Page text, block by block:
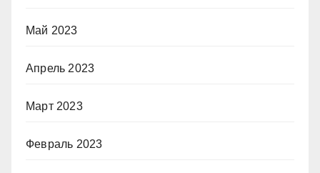
Май 2023
Апрель 2023
Март 2023
Февраль 2023